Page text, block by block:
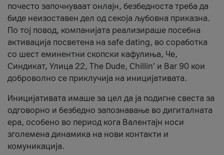
почесто започнуваат онлајн, безбедноста треба да
биде неизоставен дел од секоја љубовна приказна.
По тој повод, компанијата реализираше посебна
активација посветена на safe dating, во соработка
со шест еминентни скопски кафулиња, Че,
Синдикат, Улица 22, The Dude, Chillin’ и Bar 90 кои
доброволно се приклучија на иницијативата.
Иницијативата имаше за цел да ја подигне свеста за
одговорно и безбедно запознавање во дигиталната
ера, особено во период кога Валентајн носи
зголемена динамика на нови контакти и
комуникација.